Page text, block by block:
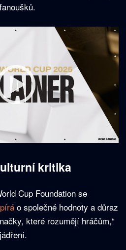
kritika
Cup Foundation se
o společné hodnoty a důraz
které rozumějí hráčům,“